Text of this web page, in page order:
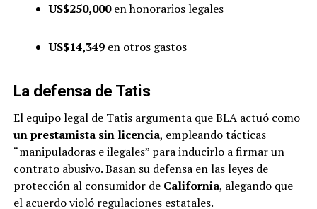
US$250,000en honorarios legales
US$14,349en otros gastos
La defensa de Tatis
El equipo legal de Tatis argumenta que BLA actuó como
un prestamista sin licencia, empleando tácticas
“manipuladoras e ilegales” para inducirlo a firmar un
contrato abusivo. Basan su defensa en las leyes de
protección al consumidor de California, alegando que
el acuerdo violó regulaciones estatales.